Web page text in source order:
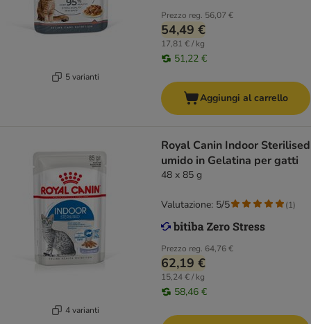
5 varianti
Prezzo reg. 56,07 €
54,49 €
17,81 € / kg
51,22 €
Aggiungi al carrello
4 varianti
Royal Canin Indoor Sterilised
umido in Gelatina per gatti
48 x 85 g
Prezzo reg. 64,76 €
62,19 €
15,24 € / kg
58,46 €
Valutazione: 5/5 (1)